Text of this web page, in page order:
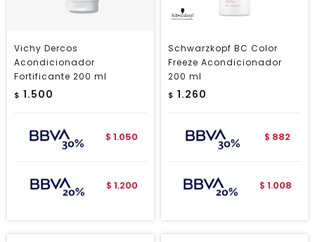
Vichy Dercos
Acondicionador
Fortificante 200 ml
$ 1.500
$ 1.050
$ 1.200
Schwarzkopf BC Color
Freeze Acondicionador
200 ml
$ 1.260
$ 882
$ 1.008